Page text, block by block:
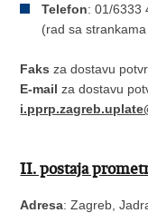
Telefon: 01/6333
(rad sa
Faks za dostavu
E-mail za dostavu
II. postaja
Adresa: Zagreb,